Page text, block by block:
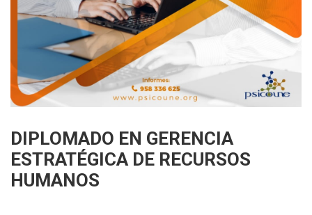
DIPLOMADO EN GERENCIA
ESTRATÉGICA DE RECURSOS
HUMANOS